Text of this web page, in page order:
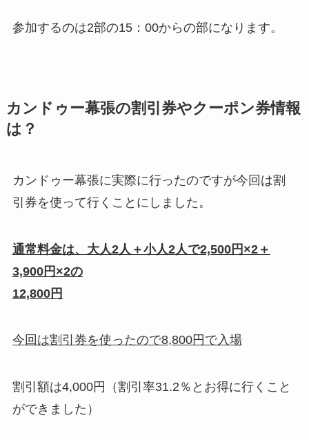
参加するのは2部の15：00からの部になります。
カンドゥー幕張の割引券やクーポン券情報
は？
カンドゥー幕張に実際に行ったのですが今回は割
引券を使って行くことにしました。
通常料金は、大人2人＋小人2人で2,500円×2＋
3,900円×2の
12,800円
今回は割引券を使ったので8,800円で入場
割引額は4,000円（割引率31.2％とお得に行くこと
ができました）